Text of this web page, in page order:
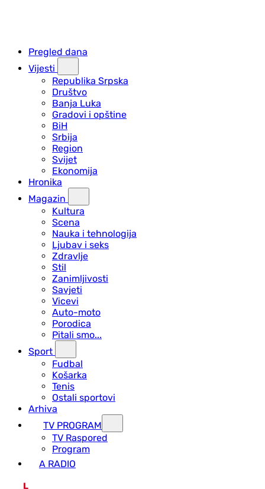
Pregled dana
Vijesti
Republika Srpska
Društvo
Banja Luka
Gradovi i opštine
BiH
Srbija
Region
Svijet
Ekonomija
Hronika
Magazin
Kultura
Scena
Nauka i tehnologija
Ljubav i seks
Zdravlje
Stil
Zanimljivosti
Savjeti
Vicevi
Auto-moto
Porodica
Pitali smo...
Sport
Fudbal
Košarka
Tenis
Ostali sportovi
Arhiva
TV PROGRAM
ТV Raspored
Program
A RADIO
L